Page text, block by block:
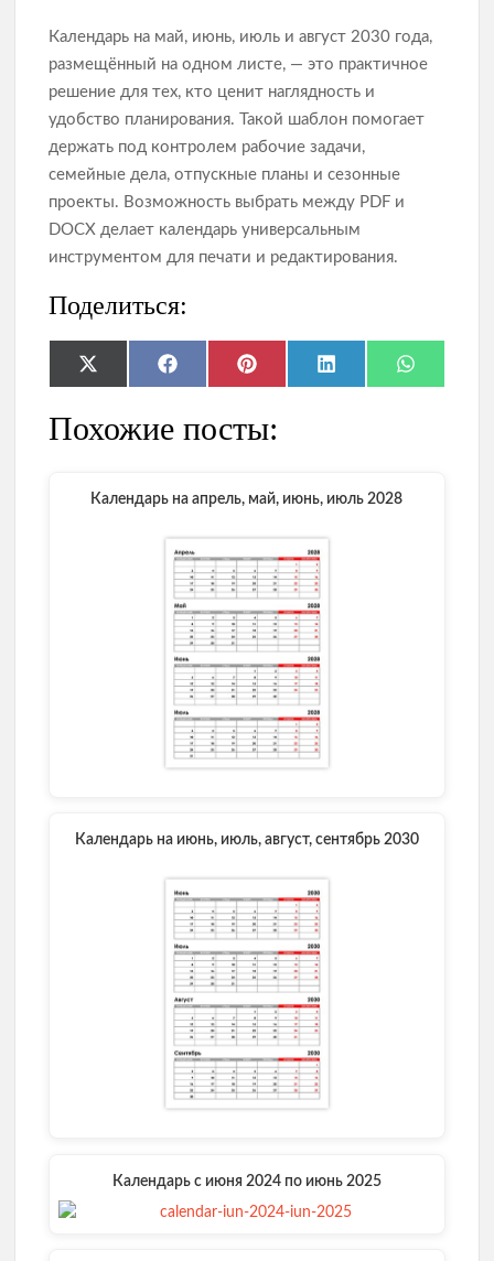
Календарь на май, июнь, июль и август 2030 года,
размещённый на одном листе, — это практичное
решение для тех, кто ценит наглядность и
удобство планирования. Такой шаблон помогает
держать под контролем рабочие задачи,
семейные дела, отпускные планы и сезонные
проекты. Возможность выбрать между PDF и
DOCX делает календарь универсальным
инструментом для печати и редактирования.
Поделиться:
Share
on
X
(
w
i
r
Share
on
F
a
e
b
Share
on
P
i
e
t
Share
on
L
i
Share
on
W
h
Похожие посты:
Календарь на апрель, май, июнь, июль 2028
Календарь на июнь, июль, август, сентябрь 2030
Календарь с июня 2024 по июнь 2025